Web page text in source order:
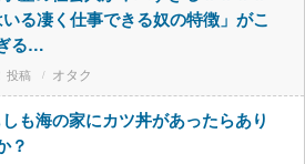
いる凄く仕事できる奴の特徴」がこ
る…
オタク
しも海の家にカツ丼があったらあり
？